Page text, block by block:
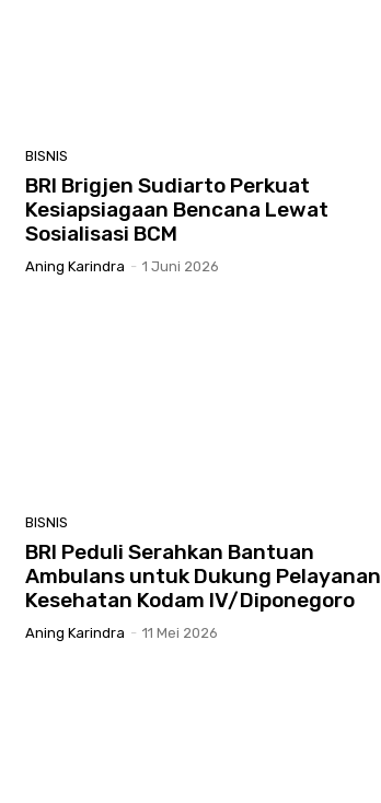
BISNIS
BRI Brigjen Sudiarto Perkuat
Kesiapsiagaan Bencana Lewat
Sosialisasi BCM
Aning Karindra - 1 Juni 2026
BISNIS
BRI Peduli Serahkan Bantuan
Ambulans untuk Dukung Pelayanan
Kesehatan Kodam IV/Diponegoro
Aning Karindra - 11 Mei 2026